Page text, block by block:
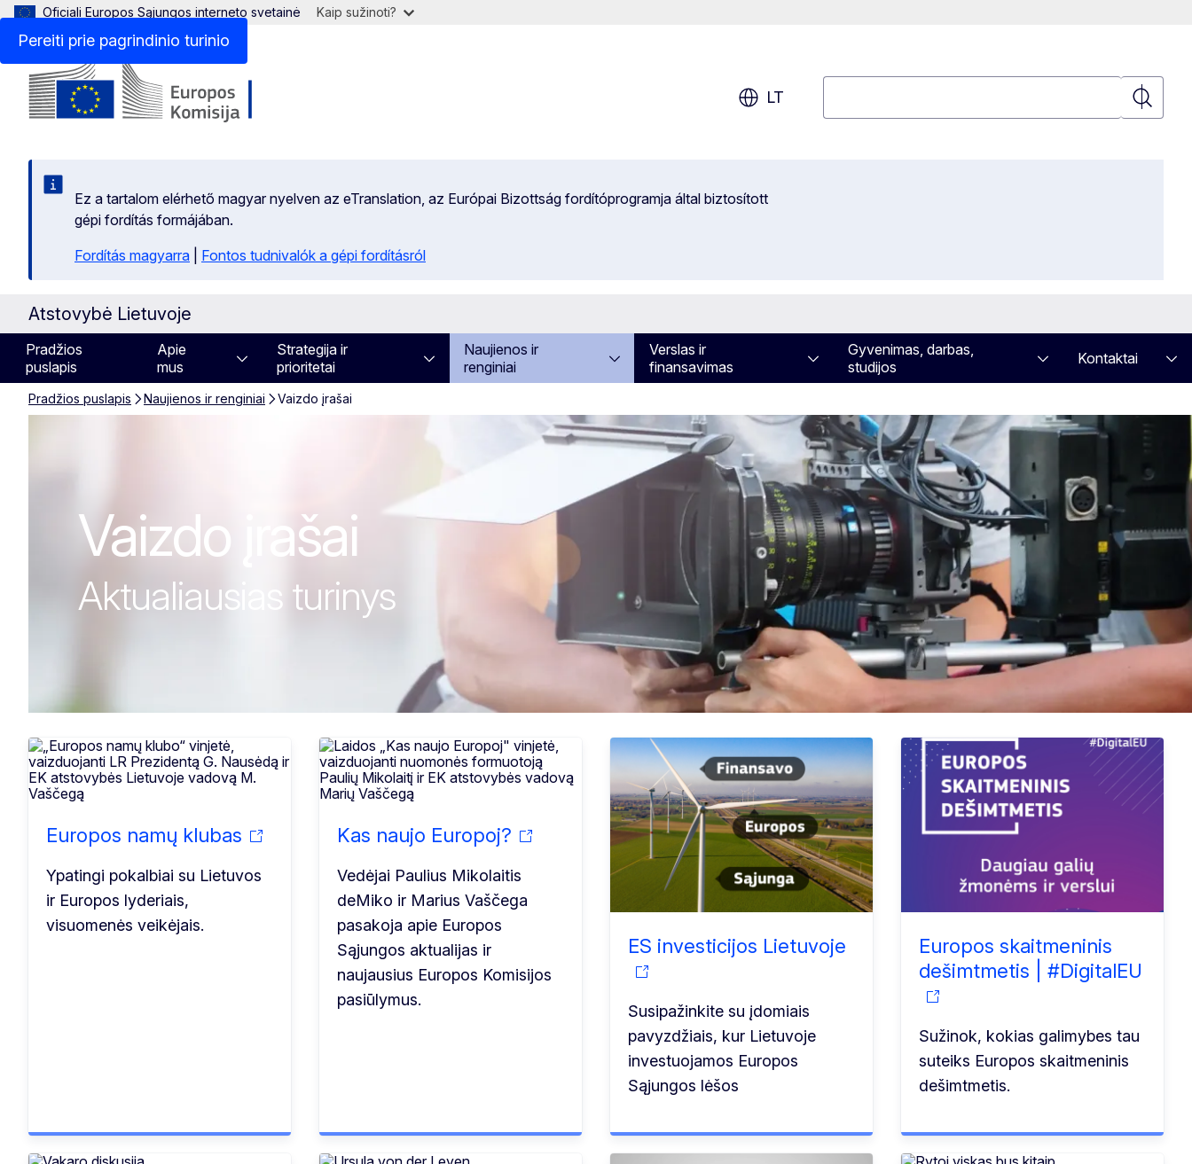
Pereiti prie pagrindinio turinio
Oficiali Europos Sąjungos interneto svetainė Kaip sužinoti?
LT
Paieška
Ez a tartalom elérhető magyar nyelven az eTranslation, az Európai Bizottság fordítóprogramja által biztosított
gépi fordítás formájában.
Fordítás magyarra
Fontos tudnivalók a gépi fordításról
Atstovybė Lietuvoje
Pradžios
puslapis
Apie
mus
Strategija ir
prioritetai
Naujienos ir
renginiai
Verslas ir
finansavimas
Gyvenimas, darbas,
studijos
Kontaktai
Pradžios puslapis Naujienos ir renginiai Vaizdo įrašai
Vaizdo įrašai
Aktualiausias turinys
Europos namų klubas
Ypatingi pokalbiai su Lietuvos
ir Europos lyderiais,
visuomenės veikėjais.
Kas naujo Europoj?
Vedėjai Paulius Mikolaitis
deMiko ir Marius Vaščega
pasakoja apie Europos
Sąjungos aktualijas ir
naujausius Europos Komisijos
pasiūlymus.
ES investicijos Lietuvoje
Susipažinkite su įdomiais
pavyzdžiais, kur Lietuvoje
investuojamos Europos
Sąjungos lėšos
Europos skaitmeninis
dešimtmetis | #DigitalEU
Sužinok, kokias galimybes tau
suteiks Europos skaitmeninis
dešimtmetis.